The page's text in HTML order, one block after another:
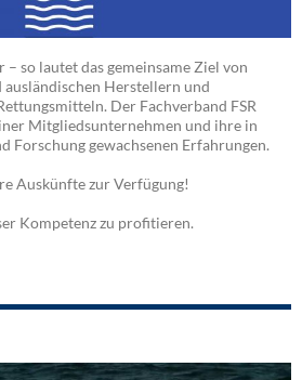
– so lautet das gemeinsame Ziel von
Herstellern und
Der Fachverband FSR
Mitgliedsunternehmen und ihre in
Forschung gewachsenen Erfahrungen.
Auskünfte zur Verfügung!
Kompetenz zu profitieren.